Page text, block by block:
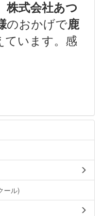
株式会社あつ
のおかげで鹿
ています。感
ール)